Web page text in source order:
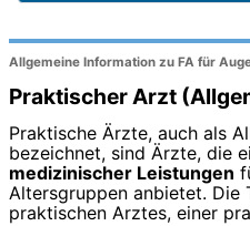
Allgemeine Information zu FA für
Praktischer Arzt
Praktische Ärzte, auch als
bezeichnet, sind Ärzte, die
medizinischer Leistungen
Altersgruppen anbietet. Die
praktischen Arztes, einer